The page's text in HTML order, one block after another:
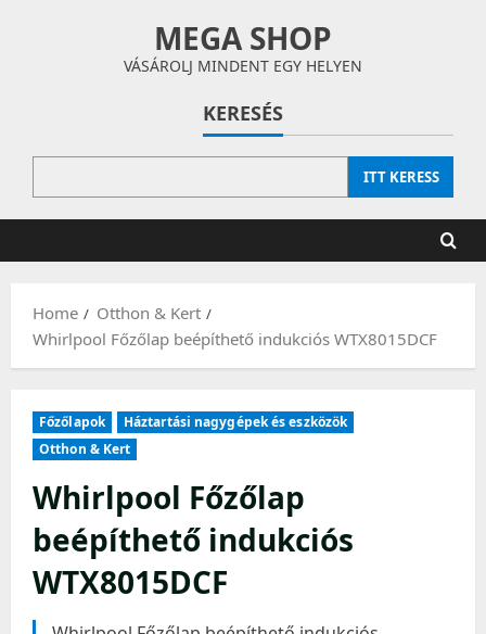
MEGA SHOP
VÁSÁROLJ MINDENT EGY HELYEN
KERESÉS
ITT KERESS
Home
Otthon & Kert
Whirlpool Főzőlap beépíthető indukciós WTX8015DCF
Főzőlapok
Háztartási nagygépek és eszközök
Otthon & Kert
Whirlpool Főzőlap
beépíthető indukciós
WTX8015DCF